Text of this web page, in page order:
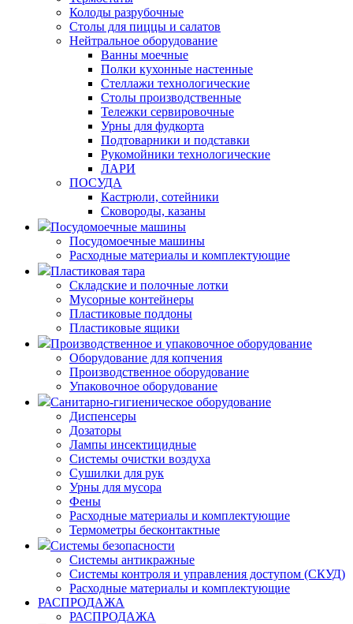
Колоды разрубочные
Столы для пиццы и салатов
Нейтральное оборудование
Ванны моечные
Полки кухонные настенные
Стеллажи технологические
Столы производственные
Тележки сервировочные
Урны для фудкорта
Подтоварники и подставки
Рукомойники технологические
ЛАРИ
ПОСУДА
Кастрюли, сотейники
Сковороды, казаны
Посудомоечные машины
Посудомоечные машины
Расходные материалы и комплектующие
Пластиковая тара
Складские и полочные лотки
Мусорные контейнеры
Пластиковые поддоны
Пластиковые ящики
Производственное и упаковочное оборудование
Оборудование для копчения
Производственное оборудование
Упаковочное оборудование
Санитарно-гигиеническое оборудование
Диспенсеры
Дозаторы
Лампы инсектицидные
Системы очистки воздуха
Сушилки для рук
Урны для мусора
Фены
Расходные материалы и комплектующие
Термометры бесконтактные
Системы безопасности
Системы антикражные
Системы контроля и управления доступом (СКУД)
Расходные материалы и комплектующие
РАСПРОДАЖА
РАСПРОДАЖА